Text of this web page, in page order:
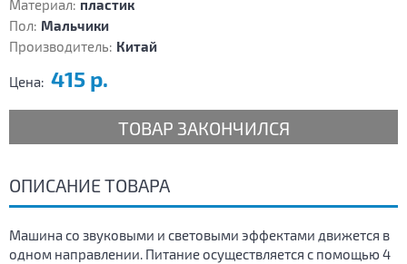
Материал: пластик
Пол: Мальчики
Производитель: Китай
Цена: 415 р.
ТОВАР ЗАКОНЧИЛСЯ
ОПИСАНИЕ ТОВАРА
Машина со звуковыми и световыми эффектами движется в
одном направлении. Питание осуществляется с помощью 4